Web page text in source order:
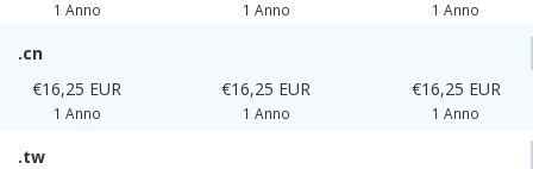
1 Anno 1 Anno 1 Anno
.cn
€16,25 EUR
1 Anno
€16,25 EUR
1 Anno
€16,25 EUR
1 Anno
.tw